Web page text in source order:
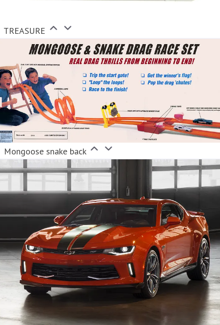
TREASURE
Mongoose snake back